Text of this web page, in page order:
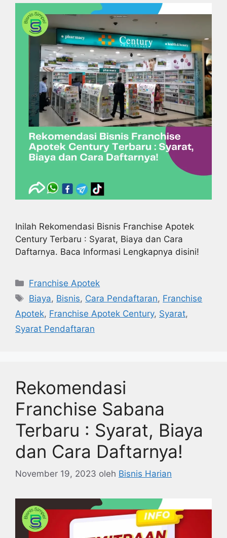
Inilah Rekomendasi Bisnis Franchise Apotek
Century Terbaru : Syarat, Biaya dan Cara
Daftarnya. Baca Informasi Lengkapnya disini!
Kategori
Franchise Apotek
Tag
Biaya, Bisnis, Cara Pendaftaran, Franchise
Apotek, Franchise Apotek Century, Syarat,
Syarat Pendaftaran
Rekomendasi
Franchise Sabana
Terbaru : Syarat, Biaya
dan Cara Daftarnya!
November 19, 2023 oleh Bisnis Harian